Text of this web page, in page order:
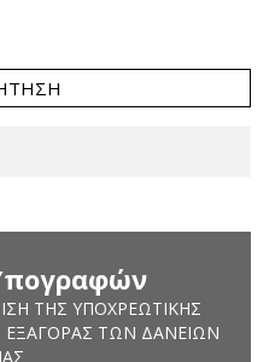
ΤΗΣ ΥΠΟΧΡΕΩΤΙΚΉΣ
ΤΩΝ ΔΑΝΕΊΩΝ